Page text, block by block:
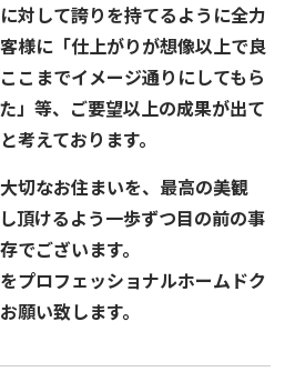
対して誇りを持てるように全力
様に「仕上がりが想像以上で良
こまでイメージ通りにしてもら
」等、ご要望以上の成果が出て
考えております。
切なお住まいを、最高の美観
頂けるよう一歩ずつ目の前の事
でございます。
プロフェッショナルホームドク
お願い致します。